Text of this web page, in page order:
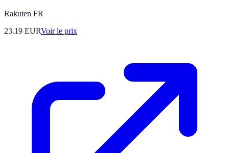
Rakuten FR
23.19 EURVoir le prix